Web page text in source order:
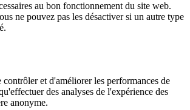
au bon fonctionnement du site web.
ne pouvez pas les désactiver si un autre type
contrôler et d'améliorer les performances de
des analyses de l'expérience des
anonyme.